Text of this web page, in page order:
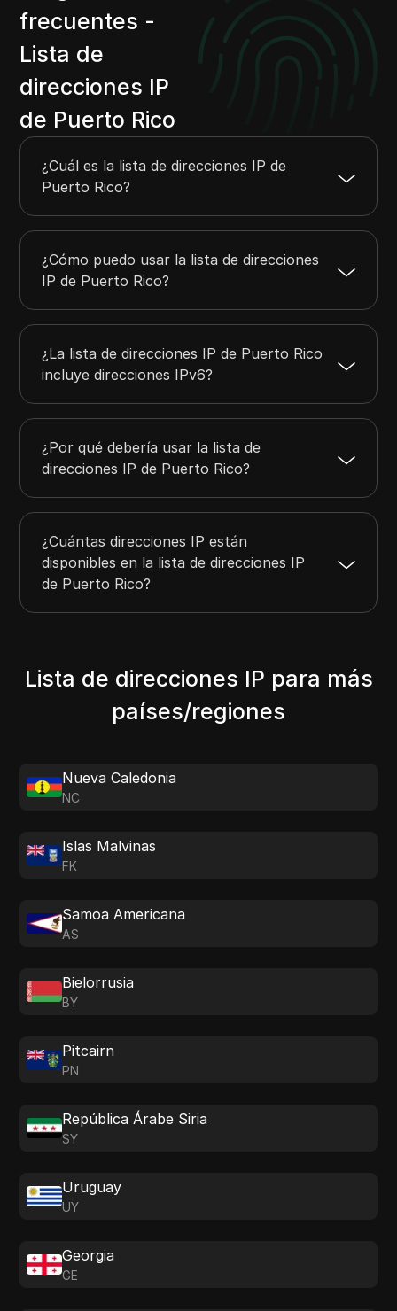
24.50.192.0 24.50.255.255
24.54.192.0
24.54.255.255
16384
24.55.64.0
24.55.160.0
24.55.191.255
24.137.224.0
24.137.255.255
24.138.192.0
24.138.255.255 16384
frecuentes -
Lista de
direcciones IP
de Puerto Rico
¿Cuál es la lista de direcciones IP de
Puerto Rico?
¿Cómo puedo usar la lista de direcciones
IP de Puerto Rico?
¿La lista de direcciones IP de Puerto Rico
incluye direcciones IPv6?
¿Por qué debería usar la lista de
direcciones IP de Puerto Rico?
¿Cuántas direcciones IP están
disponibles en la lista de direcciones IP
de Puerto Rico?
Lista de direcciones IP para más
países/regiones
Nueva Caledonia
NC
Islas Malvinas
FK
Samoa Americana
AS
Bielorrusia
BY
Pitcairn
PN
República Árabe Siria
SY
Uruguay
UY
Georgia
GE